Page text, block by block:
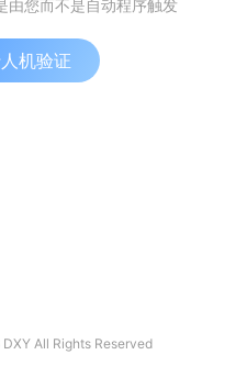
由您而不是自动程序触发
机验证
All Rights Reserved